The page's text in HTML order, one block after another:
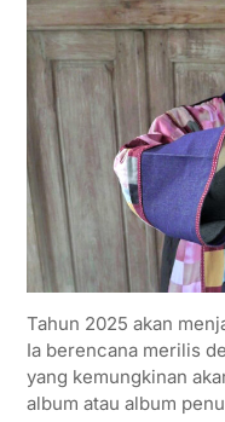
Tahun 2025 akan
Ia berencana merilis
yang kemungkinan
album atau album